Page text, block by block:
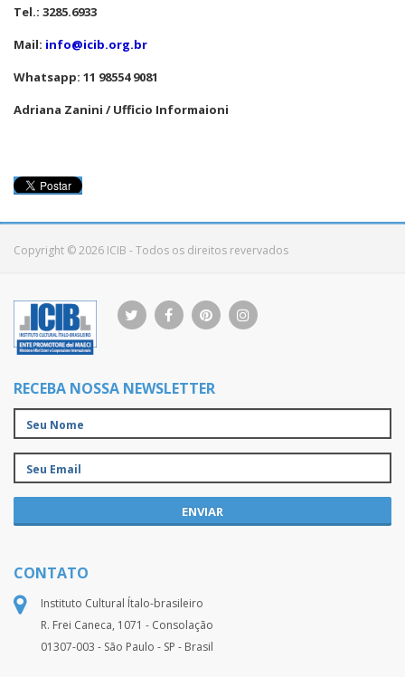
Tel.: 3285.6933
Mail: info@icib.org.br
Whatsapp: 11 98554 9081
Adriana Zanini / Ufficio Informaioni
Copyright © 2026 ICIB - Todos os direitos revervados
RECEBA NOSSA NEWSLETTER
ENVIAR
CONTATO
Instituto Cultural Ítalo-brasileiro
R. Frei Caneca, 1071 - Consolação
01307-003 - São Paulo - SP - Brasil